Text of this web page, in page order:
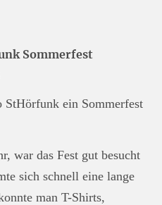
Sommerfest
ein Sommerfest
war das Fest gut besucht
sich schnell eine lange
man T-Shirts,